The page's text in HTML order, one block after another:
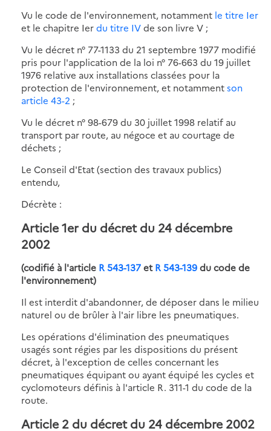
Vu le code de l'environnement, notamment le titre Ier
et le chapitre Ierdu titre IVde son livre V ;
Vu le décret n° 77-1133 du 21 septembre 1977 modifié
pris pour l'application de la loi n° 76-663 du 19 juillet
1976 relative aux installations classées pour la
protection de l'environnement, et notammentson
article 43-2 ;
Vu le décret n° 98-679 du 30 juillet 1998 relatif au
transport par route, au négoce et au courtage de
déchets ;
Le Conseil d'Etat (section des travaux publics)
entendu,
Décrète :
Article 1er du décret du 24 décembre
2002
(codifié à l'article R 543-137etR 543-139du code de
l'environnement)
Il est interdit d'abandonner, de déposer dans le milieu
naturel ou de brûler à l'air libre les pneumatiques.
Les opérations d'élimination des pneumatiques
usagés sont régies par les dispositions du présent
décret, à l'exception de celles concernant les
pneumatiques équipant ou ayant équipé les cycles et
cyclomoteurs définis à l'article R. 311-1 du code de la
route.
Article 2 du décret du 24 décembre 2002